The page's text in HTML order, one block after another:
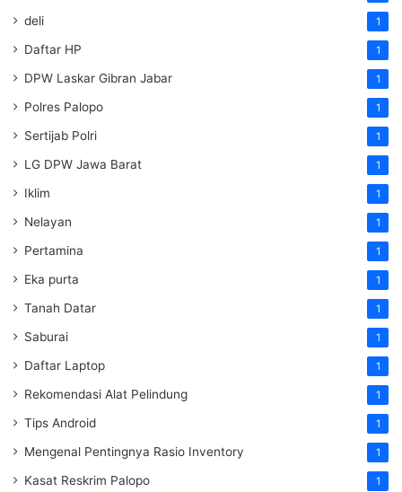
deli 1
Daftar HP 1
DPW Laskar Gibran Jabar 1
Polres Palopo 1
Sertijab Polri 1
LG DPW Jawa Barat 1
Iklim 1
Nelayan 1
Pertamina 1
Eka purta 1
Tanah Datar 1
Saburai 1
Daftar Laptop 1
Rekomendasi Alat Pelindung 1
Tips Android 1
Mengenal Pentingnya Rasio Inventory 1
Kasat Reskrim Palopo 1